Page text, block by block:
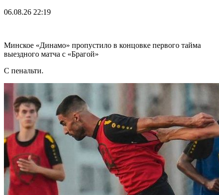
06.08.26 22:19
Минское «Динамо» пропустило в концовке первого тайма
выездного матча с «Брагой»
С пенальти.